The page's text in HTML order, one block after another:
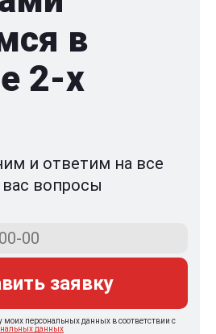
в
2-x
и ответим на все
вопросы
заявку
моих персональных данных в соответствии с
данных